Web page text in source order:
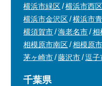
横浜市緑区
横浜市西区
横浜市金沢区
横浜市
横須賀市
海老名市
相
相模原市南区
相模原
茅ヶ崎市
藤沢市 逗子
千葉県